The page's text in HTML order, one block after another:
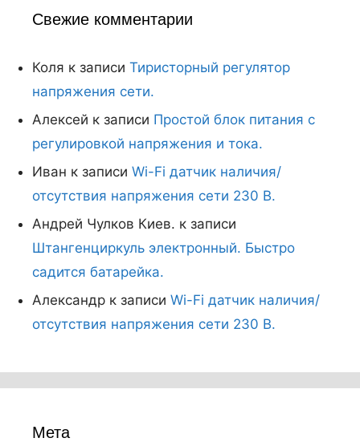
Свежие комментарии
Коля к записи Тиристорный регулятор
напряжения сети.
Алексей к записи Простой блок питания с
регулировкой напряжения и тока.
Иван к записи Wi-Fi датчик наличия/
отсутствия напряжения сети 230 В.
Андрей Чулков Киев. к записи
Штангенциркуль электронный. Быстро
садится батарейка.
Александр к записи Wi-Fi датчик наличия/
отсутствия напряжения сети 230 В.
Мета